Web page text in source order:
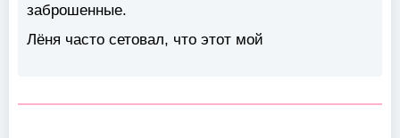
заброшенные.
Лёня часто сетовал, что этот мой